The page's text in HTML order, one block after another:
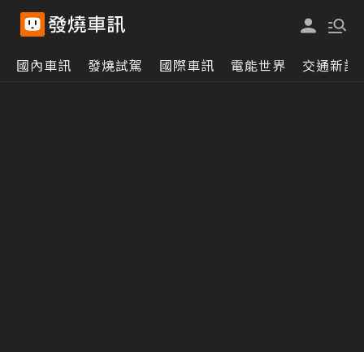
國內車訊 發燒試駕 國際車訊 電能世界 交通新訊